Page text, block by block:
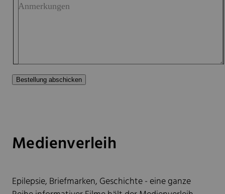
Anmerkungen
Bestellung abschicken
Medienverleih
Epilepsie, Briefmarken, Geschichte - eine ganze